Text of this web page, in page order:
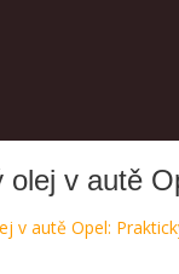
v autě
v autě Opel: